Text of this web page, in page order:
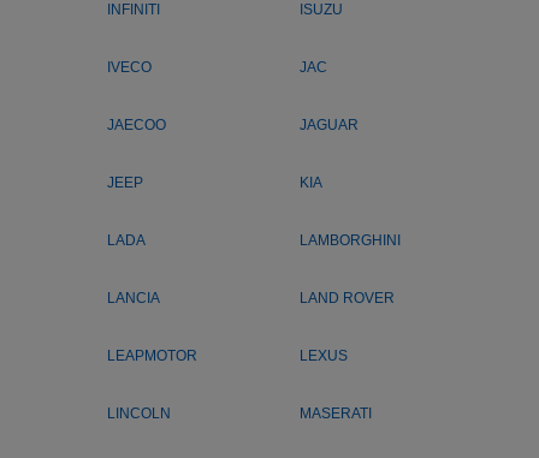
INFINITI ISUZU
IVECO JAC
JAECOO JAGUAR
JEEP KIA
LADA LAMBORGHINI
LANCIA LAND ROVER
LEAPMOTOR LEXUS
LINCOLN MASERATI